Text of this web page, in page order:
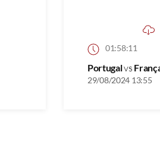
01:58:11
Portugalvs
29/08/2024 13:55